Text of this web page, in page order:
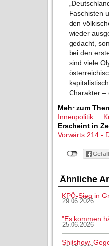
Faschisten
den
wieder
gedacht,
bei den
sind viele
Charakter –
Mehr zum
Innenpolitik
Erscheint in
Vorwärts 214 -
Ähnliche
KPÖ-Sieg in
29.06.2026
"Es kommen
25.06.2026
Shitshow.